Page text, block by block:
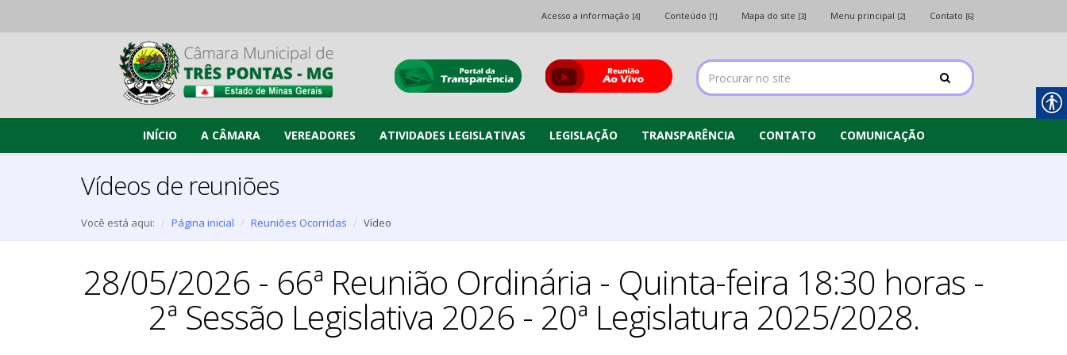
Acesso a informação [4] Conteúdo [1] Mapa do site [3] Menu principal [2] Contato [6]
INÍCIO A CÂMARA VEREADORES ATIVIDADES LEGISLATIVAS LEGISLAÇÃO TRANSPARÊNCIA CONTATO COMUNICAÇÃO
Vídeos de reuniões
Você está aqui: Página inicial Reuniões Ocorridas Vídeo
28/05/2026 - 66ª Reunião Ordinária - Quinta-feira 18:30 horas -
2ª Sessão Legislativa 2026 - 20ª Legislatura 2025/2028.